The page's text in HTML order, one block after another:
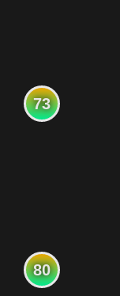
73
80